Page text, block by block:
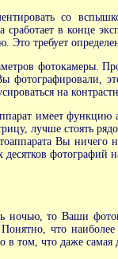
со
в конце
Это требует
фотокамеры.
фотографировали,
на
имеет функцию
лучше стоять
Вы ничего
десятков
ночью, то Ваши
Понятно, что
том, что даже